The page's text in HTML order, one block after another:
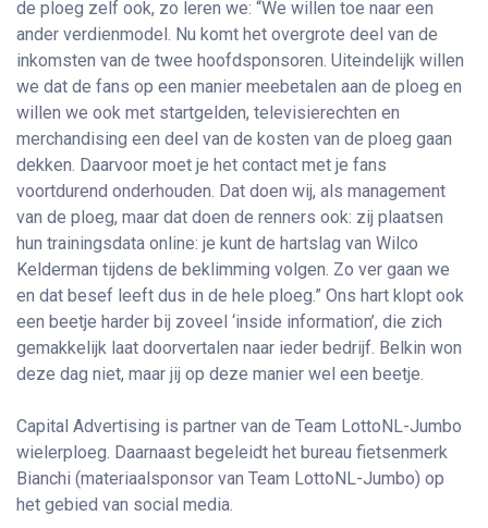
de ploeg zelf ook, zo leren we: “We willen toe naar een
ander verdienmodel. Nu komt het overgrote deel van de
inkomsten van de twee hoofdsponsoren. Uiteindelijk willen
we dat de fans op een manier meebetalen aan de ploeg en
willen we ook met startgelden, televisierechten en
merchandising een deel van de kosten van de ploeg gaan
dekken. Daarvoor moet je het contact met je fans
voortdurend onderhouden. Dat doen wij, als management
van de ploeg, maar dat doen de renners ook: zij plaatsen
hun trainingsdata online: je kunt de hartslag van Wilco
Kelderman tijdens de beklimming volgen. Zo ver gaan we
en dat besef leeft dus in de hele ploeg.” Ons hart klopt ook
een beetje harder bij zoveel ‘inside information’, die zich
gemakkelijk laat doorvertalen naar ieder bedrijf. Belkin won
deze dag niet, maar jij op deze manier wel een beetje.
Capital Advertising is partner van de Team LottoNL-Jumbo
wielerploeg. Daarnaast begeleidt het bureau fietsenmerk
Bianchi (materiaalsponsor van Team LottoNL-Jumbo) op
het gebied van social media.